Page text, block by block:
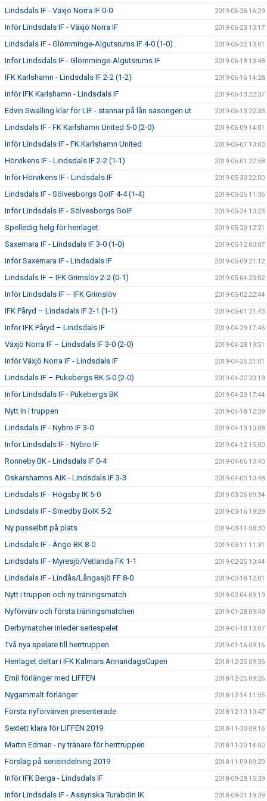
Lindsdals IF - Växjö Norra IF 0-0 2019-06-26 16:29
Inför Lindsdals IF - Växjö Norra IF 2019-06-23 13:17
Lindsdals IF - Glömminge-Algutsrums IF 4-0 (1-0) 2019-06-22 13:01
Inför Lindsdals IF - Glömminge-Algutsrums IF 2019-06-18 13:48
IFK Karlshamn - Lindsdals IF 2-2 (1-2) 2019-06-16 14:28
Inför IFK Karlshamn - Lindsdals IF 2019-06-13 22:37
Edvin Swalling klar för LIF - stannar på lån säsongen ut 2019-06-13 22:33
Lindsdals IF - FK Karlshamn United 5-0 (2-0) 2019-06-09 14:01
Inför Lindsdals IF - FK Karlshamn United 2019-06-07 10:03
Hörvikens IF - Lindsdals IF 2-2 (1-1) 2019-06-01 22:58
Inför Hörvikens IF - Lindsdals IF 2019-05-30 22:00
Lindsdals IF - Sölvesborgs GoIF 4-4 (1-4) 2019-05-26 11:36
Inför Lindsdals IF - Sölvesborgs GoIF 2019-05-24 10:23
Spelledig helg för herrlaget 2019-05-20 12:21
Saxemara IF - Lindsdals IF 3-0 (1-0) 2019-05-12 00:07
Inför Saxemara IF - Lindsdals IF 2019-05-09 21:12
Lindsdals IF – IFK Grimslöv 2-2 (0-1) 2019-05-04 23:02
Inför Lindsdals IF – IFK Grimslöv 2019-05-02 22:44
IFK Påryd – Lindsdals IF 2-1 (1-1) 2019-05-01 21:43
Inför IFK Påryd – Lindsdals IF 2019-04-29 17:46
Växjö Norra IF – Lindsdals IF 3-0 (2-0) 2019-04-28 19:51
Inför Växjö Norra IF - Lindsdals IF 2019-04-25 21:01
Lindsdals IF – Pukebergs BK 5-0 (2-0) 2019-04-22 20:19
Inför Lindsdals IF - Pukebergs BK 2019-04-20 17:44
Nytt in i truppen 2019-04-18 12:39
Lindsdals IF - Nybro IF 3-0 2019-04-13 10:08
Inför Lindsdals IF - Nybro IF 2019-04-12 15:00
Ronneby BK - Lindsdals IF 0-4 2019-04-06 13:40
Oskarshamns AIK - Lindsdals IF 3-3 2019-04-03 10:48
Lindsdals IF - Högsby IK 5-0 2019-03-26 09:34
Lindsdals IF - Smedby BoIK 5-2 2019-03-16 19:29
Ny pusselbit på plats 2019-03-14 08:30
Lindsdals IF - Ängö BK 8-0 2019-03-11 11:31
Lindsdals IF - Myresjö/Vetlanda FK 1-1 2019-02-25 10:44
Lindsdals IF - Lindås/Långasjö FF 8-0 2019-02-18 12:01
Nytt i truppen och ny träningsmatch 2019-02-04 09:19
Nyförvärv och första träningsmatchen 2019-01-28 09:49
Derbymatcher inleder seriespelet 2019-01-18 13:07
Två nya spelare till herrtruppen 2019-01-16 09:16
Herrlaget deltar i IFK Kalmars AnnandagsCupen 2018-12-25 09:36
Emil förlänger med LIFFEN 2018-12-25 09:26
Nygammalt förlänger 2018-12-14 11:55
Första nyförvärven presenterade 2018-12-10 10:47
Sextett klara för LIFFEN 2019 2018-11-30 09:16
Martin Edman - ny tränare för herrtruppen 2018-11-20 14:00
Förslag på serieindelning 2019 2018-11-09 09:29
Inför IFK Berga - Lindsdals IF 2018-09-28 15:39
Inför Lindsdals IF - Assyriska Turabdin IK 2018-09-21 19:39